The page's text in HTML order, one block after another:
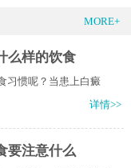
MORE+
么样的饮食
习惯呢？当患上白癜
详情>>
要注意什么